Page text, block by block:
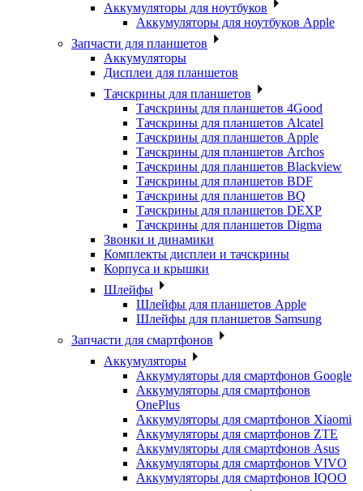
Аккумуляторы для ноутбуков
Аккумуляторы для ноутбуков Apple
Запчасти для планшетов
Аккумуляторы
Дисплеи для планшетов
Тачскрины для планшетов
Тачскрины для планшетов 4Good
Тачскрины для планшетов Alcatel
Тачскрины для планшетов Apple
Тачскрины для планшетов Archos
Тачскрины для планшетов Blackview
Тачскрины для планшетов BDF
Тачскрины для планшетов BQ
Тачскрины для планшетов DEXP
Тачскрины для планшетов Digma
Звонки и динамики
Комплекты дисплеи и тачскрины
Корпуса и крышки
Шлейфы
Шлейфы для планшетов Apple
Шлейфы для планшетов Samsung
Запчасти для смартфонов
Аккумуляторы
Аккумуляторы для смартфонов Google
Аккумуляторы для смартфонов
OnePlus
Аккумуляторы для смартфонов Xiaomi
Аккумуляторы для смартфонов ZTE
Аккумуляторы для cмартфонов Asus
Аккумуляторы для смартфонов VIVO
Аккумуляторы для смартфонов IQOO